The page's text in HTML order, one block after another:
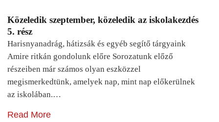
Közeledik szeptember, közeledik az iskolakezdés
5. rész
Harisnyanadrág, hátizsák és egyéb segítő tárgyaink
Amire ritkán gondolunk előre Sorozatunk előző
részeiben már számos olyan eszközzel
megismerkedtünk, amelyek nap, mint nap előkerülnek
az iskolában.…
Read More